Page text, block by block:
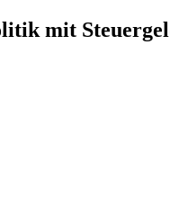
mit